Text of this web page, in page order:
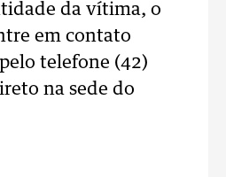
da vítima, o
em contato
telefone (42)
na sede do